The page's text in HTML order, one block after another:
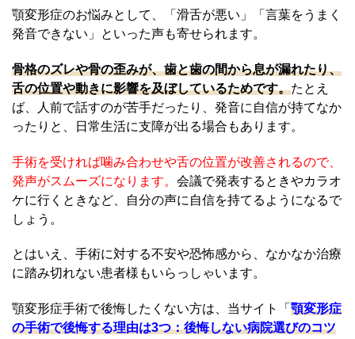
顎変形症のお悩みとして、「滑舌が悪い」「言葉をうまく
発音できない」といった声も寄せられます。
骨格のズレや骨の歪みが、歯と歯の間から息が漏れたり、
舌の位置や動きに影響を及ぼしているためです。たとえ
ば、人前で話すのが苦手だったり、発音に自信が持てなか
ったりと、日常生活に支障が出る場合もあります。
手術を受ければ噛み合わせや舌の位置が改善されるので、
発声がスムーズになります。 会議で発表するときやカラオ
ケに行くときなど、自分の声に自信を持てるようになるで
しょう。
とはいえ、手術に対する不安や恐怖感から、なかなか治療
に踏み切れない患者様もいらっしゃいます。
顎変形症手術で後悔したくない方は、当サイト「 顎変形症
の手術で後悔する理由は3つ：後悔しない病院選びのコツ